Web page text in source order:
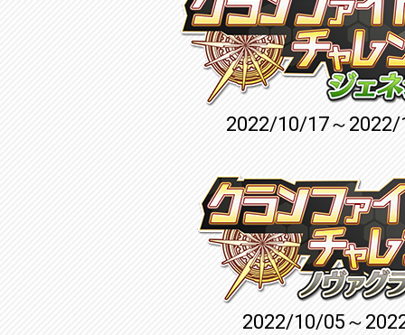
2022/10/17～
2022/10/05～